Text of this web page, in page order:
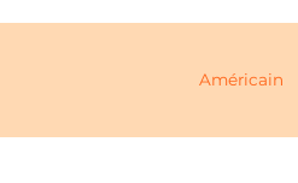
Américain